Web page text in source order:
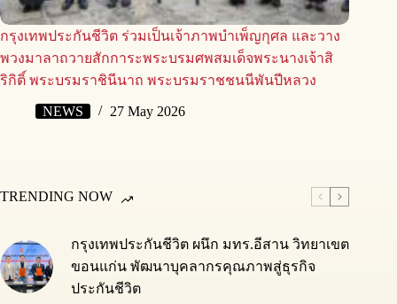
กรุงเทพประกันชีวิต ร่วมเป็นเจ้าภาพบำเพ็ญกุศล และวาง
พวงมาลาถวายสักการะพระบรมศพสมเด็จพระนางเจ้าสิ
ริกิติ์ พระบรมราชินีนาถ พระบรมราชชนนีพันปีหลวง
NEWS 27 May 2026
TRENDING NOW
กรุงเทพประกันชีวิต ผนึก มทร.อีสาน วิทยาเขต
ขอนแก่น พัฒนาบุคลากรคุณภาพสู่ธุรกิจ
ประกันชีวิต